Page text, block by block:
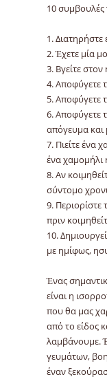
10 συμβουλές
1.
2. Έχετε μία
3. Βγείτε
4. Αποφύγετε
5. Αποφύγετε
6. Αποφύγετε
απόγευμα και
7. Πιείτε ένα
ένα χαμομήλι
8. Αν
σύντομο
9. Περιορίστε
πριν
10.
με ημίφως,
Ένας
είναι η
που θα μας
από το είδος
λαμβάνουμε.
γευμάτων,
έναν